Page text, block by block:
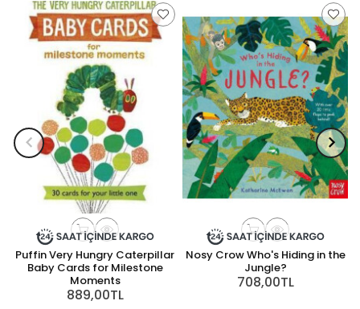
Puffin Very Hungry Caterpillar
Baby Cards for Milestone
Moments
889,00TL
Nosy Crow Who's Hiding in the
Jungle?
708,00TL